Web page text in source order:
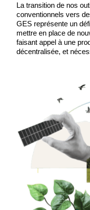
La transition de nos
conventionnels vers
GES représente un
mettre en place de
faisant appel à une
décentralisée, et